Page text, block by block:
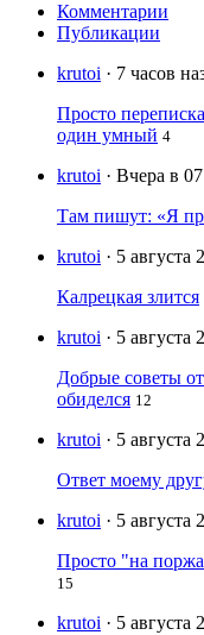
Комментарии
Публикации
krutoi · 7 часов
Просто
один умный 4
krutoi · Вчера в
Там пишут: «Я
krutoi · 5 августа
Калрецкая злится
krutoi · 5 августа
Добрые советы
обиделся 12
krutoi · 5 августа
Ответ моему
krutoi · 5 августа
Просто "на
15
krutoi · 5 августа